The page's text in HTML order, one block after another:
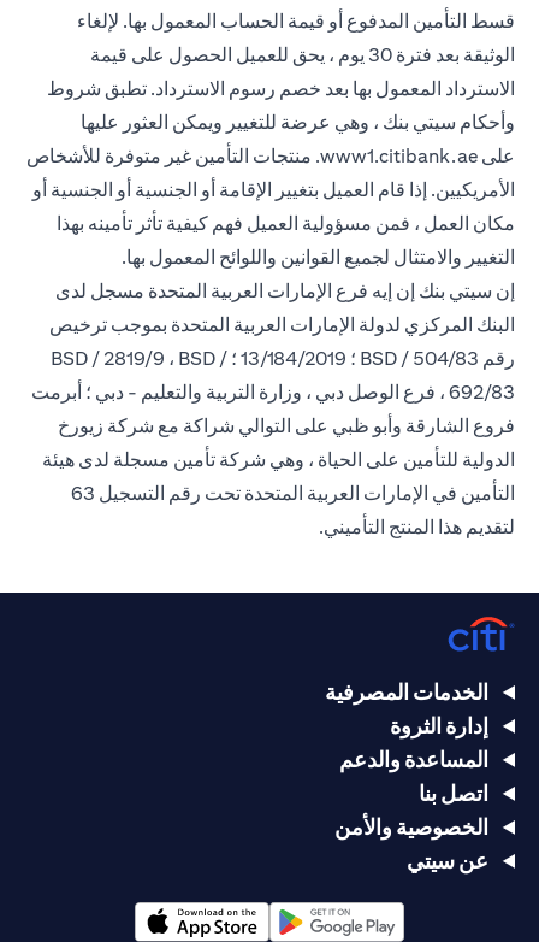
قسط التأمين المدفوع أو قيمة الحساب المعمول بها. لإلغاء
الوثيقة بعد فترة 30 يوم ، يحق للعميل الحصول على قيمة
الاسترداد المعمول بها بعد خصم رسوم الاسترداد. تطبق شروط
وأحكام سيتي بنك ، وهي عرضة للتغيير ويمكن العثور عليها
على www1.citibank.ae
opens in a new tab
. منتجات التأمين غير متوفرة للأشخاص
الأمريكيين. إذا قام العميل بتغيير الإقامة أو الجنسية أو الجنسية أو
مكان العمل ، فمن مسؤولية العميل فهم كيفية تأثر تأمينه بهذا
التغيير والامتثال لجميع القوانين واللوائح المعمول بها.
إن سيتي بنك إن إيه فرع الإمارات العربية المتحدة مسجل لدى
البنك المركزي لدولة الإمارات العربية المتحدة بموجب ترخيص
رقم BSD / 504/83 ؛ 13/184/2019 ؛ BSD / 2819/9 ، BSD /
692/83 ، فرع الوصل دبي ، وزارة التربية والتعليم - دبي ؛ أبرمت
فروع الشارقة وأبو ظبي على التوالي شراكة مع شركة زيورخ
الدولية للتأمين على الحياة ، وهي شركة تأمين مسجلة لدى هيئة
التأمين في الإمارات العربية المتحدة تحت رقم التسجيل 63
لتقديم هذا المنتج التأميني.
الخدمات المصرفية
إدارة الثروة
المساعدة والدعم
اتصل بنا
الخصوصية والأمن
عن سيتي